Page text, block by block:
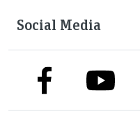
Social Media
link to facebooklink